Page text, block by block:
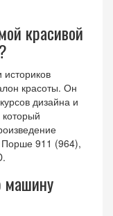
красивой
красоты. Он
дизайна и
Порше 911 (964),
машину